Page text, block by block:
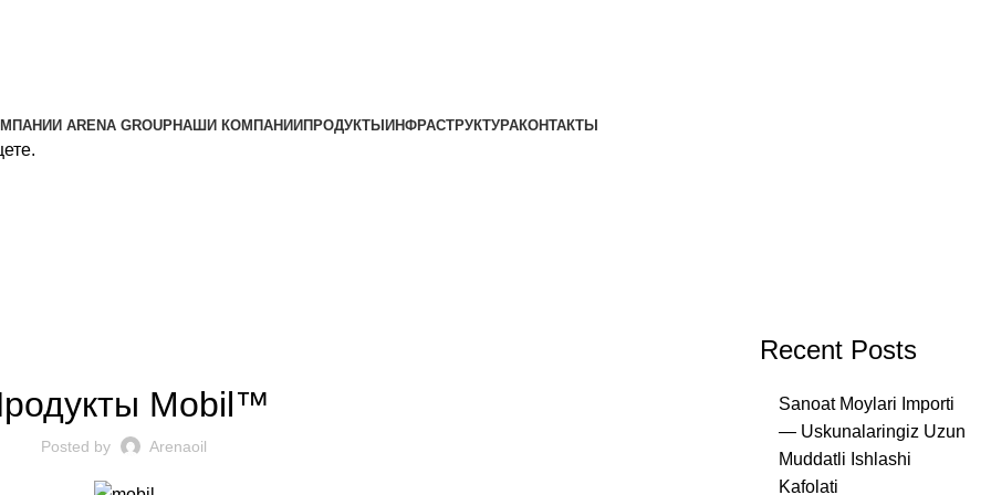
ARENA GROUPНАШИ КОМПАНИИ ПРОДУКТЫ ИНФРАСТРУКТУРАКОНТАКТЫ
Mobil™
Posted by Arenaoil
Recent Posts
Sanoat Moylari Importi
— Uskunalaringiz Uzun
Muddatli Ishlashi
Kafolati